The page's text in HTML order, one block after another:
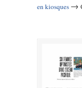
en kiosques →